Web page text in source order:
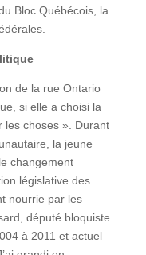
Bloc Québécois, la
de la rue Ontario
si elle a choisi la
les choses ». Durant
la jeune
changement
législative des
nourrie par les
député bloquiste
à 2011 et actuel